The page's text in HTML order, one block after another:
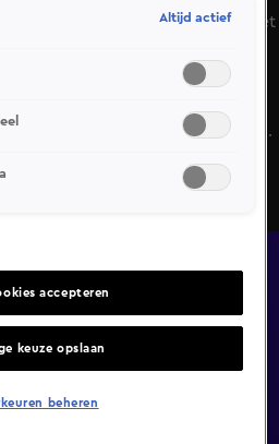
door vader Bart: "Dit was niet
Race gefrustreerd door
liedje niet goed meezingt dat
succesvol te volbrengen.
Altijd actief
accepteren
keuze opslaan
beheren